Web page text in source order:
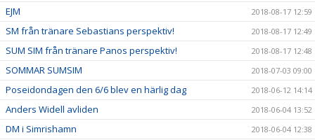
EJM 2018-08-17 12:59
SM från tränare Sebastians perspektiv! 2018-08-17 12:49
SUM SIM från tränare Panos perspektiv! 2018-08-17 12:48
SOMMAR SUMSIM 2018-07-03 09:00
Poseidondagen den 6/6 blev en härlig dag 2018-06-12 14:14
Anders Widell avliden 2018-06-04 13:52
DM i Simrishamn 2018-06-04 12:38